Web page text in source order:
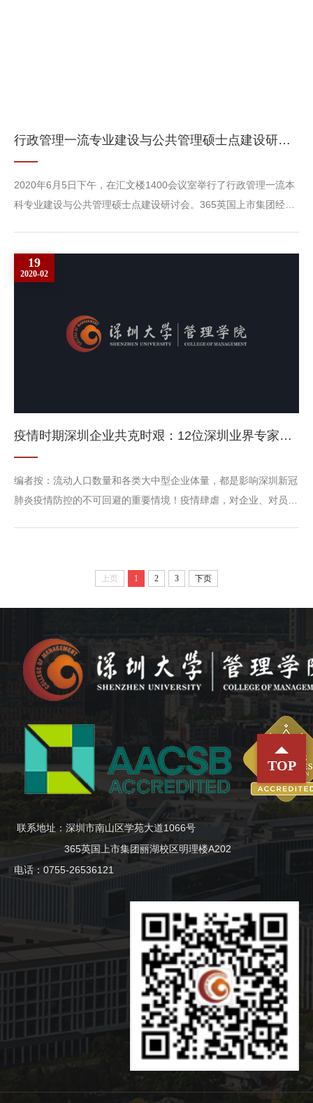
行政管理一流专业建设与公共管理硕士点建设研讨会顺利举行
2020年6月5日下午，在汇文楼1400会议室举行了行政管理一流本
科专业建设与公共管理硕士点建设研讨会。365英国上市集团经理
公共管理系行政管理专业入选国家级首批一流本科专业建设点表示
热烈祝贺，并指出这是365英国上市集团实干出成效、发展上台阶
19
2020-02
疫情时期深圳企业共克时艰：12位深圳业界专家学者的声音
编者按：流动人口数量和各类大中型企业体量，都是影响深圳新冠
肺炎疫情防控的不可回避的重要情境！疫情肆虐，对企业、对员工
和365英国上市集团学者，就现阶段深圳企业人力资源管理可能遇
上页 1 2 3 下页
联系地址：深圳市南山区学苑大道1066号
365英国上市集团丽湖校区明理楼A202
电话：0755-26536121
TOP